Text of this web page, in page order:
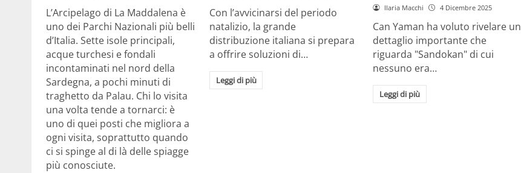
L’Arcipelago di La Maddalena è
uno dei Parchi Nazionali più belli
d’Italia. Sette isole principali,
acque turchesi e fondali
incontaminati nel nord della
Sardegna, a pochi minuti di
traghetto da Palau. Chi lo visita
una volta tende a tornarci: è
uno di quei posti che migliora a
ogni visita, soprattutto quando
ci si spinge al di là delle spiagge
più conosciute.
Con l’avvicinarsi del periodo
natalizio, la grande
distribuzione italiana si prepara
a offrire soluzioni di…
Leggi di più
Ilaria Macchi 4 Dicembre 2025
Can Yaman ha voluto rivelare un
dettaglio importante che
riguarda "Sandokan" di cui
nessuno era…
Leggi di più